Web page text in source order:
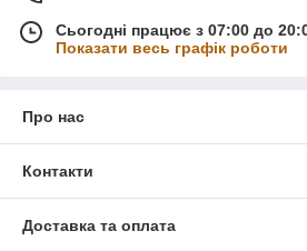
Сьогодні працює з 07:00 до
Показати весь графік роботи
Про нас
Контакти
Доставка та оплата